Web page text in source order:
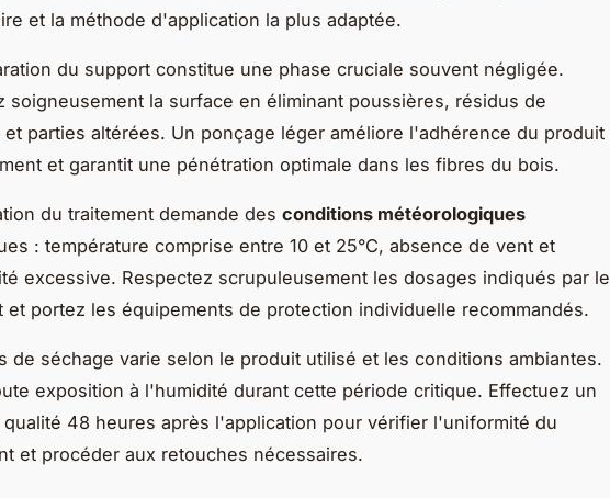
et la méthode d'application la plus adaptée.
du support constitue une phase cruciale souvent négligée.
soigneusement la surface en éliminant poussières, résidus de
et parties altérées. Un ponçage léger améliore l'adhérence du produit
et garantit une pénétration optimale dans les fibres du bois.
du traitement demande des conditions météorologiques
: température comprise entre 10 et 25°C, absence de vent et
excessive. Respectez scrupuleusement les dosages indiqués par le
et portez les équipements de protection individuelle recommandés.
de séchage varie selon le produit utilisé et les conditions ambiantes.
exposition à l'humidité durant cette période critique. Effectuez un
48 heures après l'application pour vérifier l'uniformité du
et procéder aux retouches nécessaires.